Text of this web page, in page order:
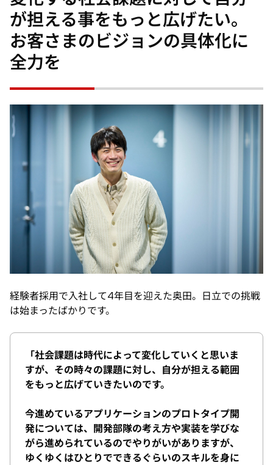
が担える事をもっと広げたい。
お客さまのビジョンの具体化に
全力を
経験者採用で入社して4年目を迎えた奥田。日立での挑戦
は始まったばかりです。
「社会課題は時代によって変化していくと思いま
すが、その時々の課題に対し、自分が担える範囲
をもっと広げていきたいのです。
今進めているアプリケーションのプロトタイプ開
発については、開発部隊の考え方や実装を学びな
がら進められているのでやりがいがありますが、
ゆくゆくはひとりでできるぐらいのスキルを身に